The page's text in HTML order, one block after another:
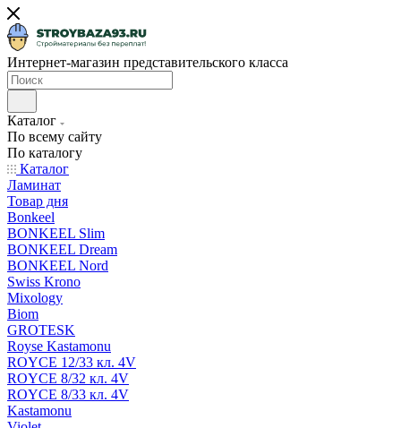
Интернет-магазин представительского класса
Каталог
По всему сайту
По каталогу
Каталог
Ламинат
Товар дня
Bonkeel
BONKEEL Slim
BONKEEL Dream
BONKEEL Nord
Swiss Krono
Mixology
Biom
GROTESK
Royse Kastamonu
ROYCE 12/33 кл. 4V
ROYCE 8/32 кл. 4V
ROYCE 8/33 кл. 4V
Kastamonu